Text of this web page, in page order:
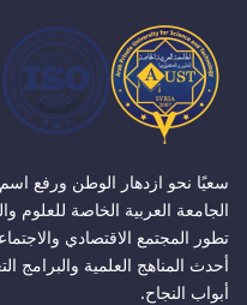
سعيًا نحو ازدهار الوطن ورفع اسم
الجامعة العربية الخاصة للعلوم
تطور المجتمع الاقتصادي
أحدث المناهج العلمية والبرامج
أبواب النجاح.